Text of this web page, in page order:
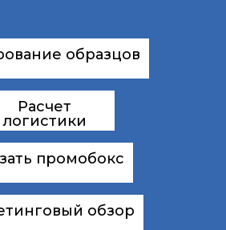
образцов
Расчет
логистики
промобокс
обзор